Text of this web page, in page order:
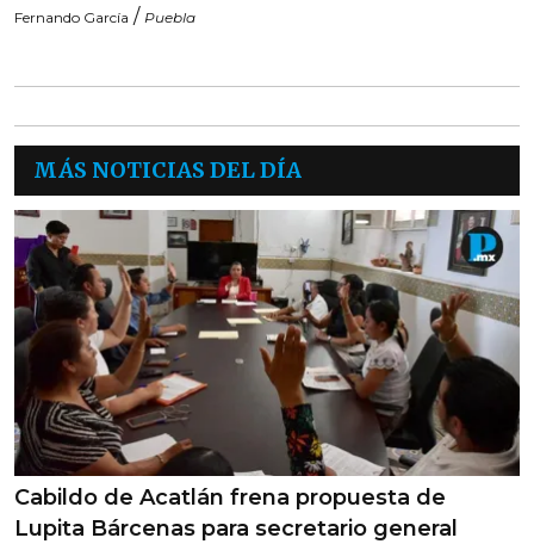
Fernando García / Puebla
MÁS NOTICIAS DEL DÍA
Cabildo de Acatlán frena propuesta de
Lupita Bárcenas para secretario general